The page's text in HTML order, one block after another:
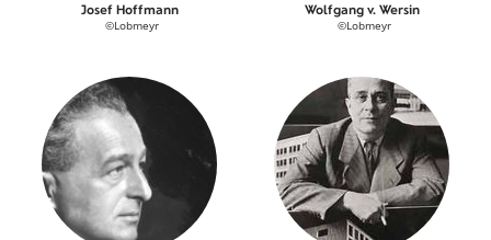
Josef Hoffmann
©Lobmeyr
Wolfgang v. Wersin
©Lobmeyr